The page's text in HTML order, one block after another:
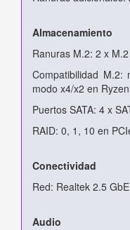
Almacenamiento
Ranuras M.2: 2 x
Compatibilidad
modo x4/x2 en
Puertos SATA: 4 x
RAID: 0, 1, 10 en
Conectividad
Red: Realtek 2.5
Audio